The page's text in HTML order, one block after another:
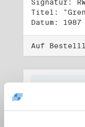
Signatur:
Titel:
Datum:
Auf